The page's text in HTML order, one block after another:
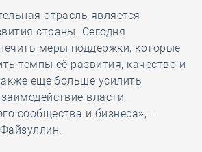
отрасль является
страны. Сегодня
меры поддержки, которые
темпы её развития, качество и
еще больше усилить
власти,
сообщества и бизнеса», –